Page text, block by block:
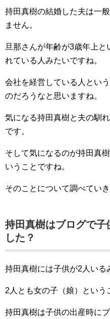
持田真樹の結婚した夫は一
ません。
旦那さんが年齢が3歳年上
れている人みたいですね。
会社を経営している人とい
のだろうなと思いますね。
気になる持田真樹と夫の馴
です。
そして気になるのが持田真
いうことですね。
そのことについて調べていき
持田真樹はブログで
した？
持田真樹には子供が2人いる
2人とも女の子（娘）という
持田真樹は子供の出産時に